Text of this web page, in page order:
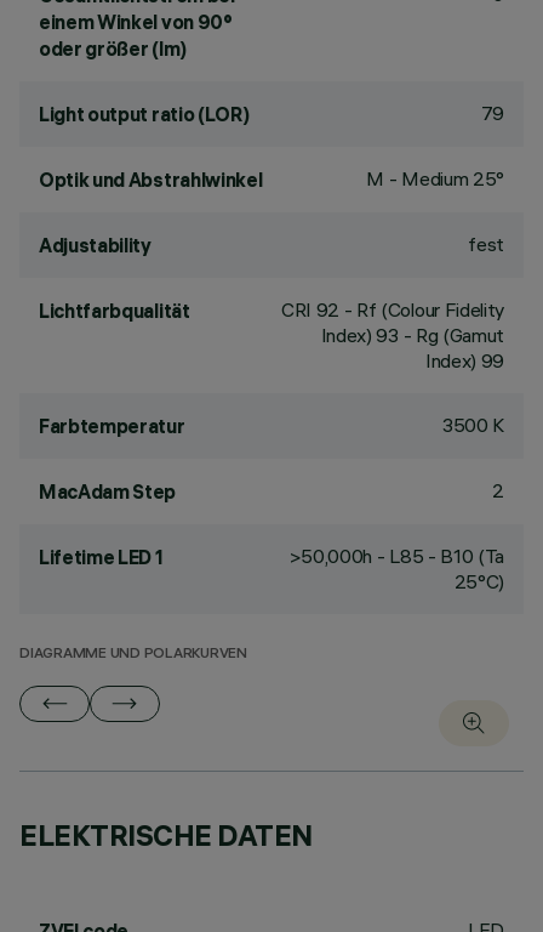
einem Winkel von 90°
oder größer (lm)
Light output ratio (LOR) 79
Optik und Abstrahlwinkel M - Medium 25°
Adjustability fest
Lichtfarbqualität CRI 92 - Rf (Colour Fidelity
Index) 93 - Rg (Gamut
Index) 99
Farbtemperatur 3500 K
MacAdam Step 2
Lifetime LED 1
>50,000h - L85 - B10 (Ta
25°C)
DIAGRAMME UND POLARKURVEN
ELEKTRISCHE DATEN